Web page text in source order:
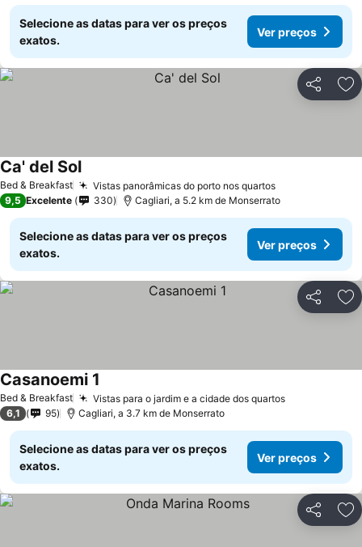
Selecione as datas para ver os preços
exatos.
Ver preços
Partilhar
Bed & Breakfast Vistas panorâmicas do porto nos quartos
Ca' del Sol
9,5 Excelente 330 Cagliari, a 5.2 km de Monserrato
Selecione as datas para ver os preços
exatos.
Ver preços
Partilhar
Bed & Breakfast Vistas para o jardim e a cidade dos quartos
Casanoemi 1
6,1 95 Cagliari, a 3.7 km de Monserrato
Selecione as datas para ver os preços
exatos.
Ver preços
Partilhar